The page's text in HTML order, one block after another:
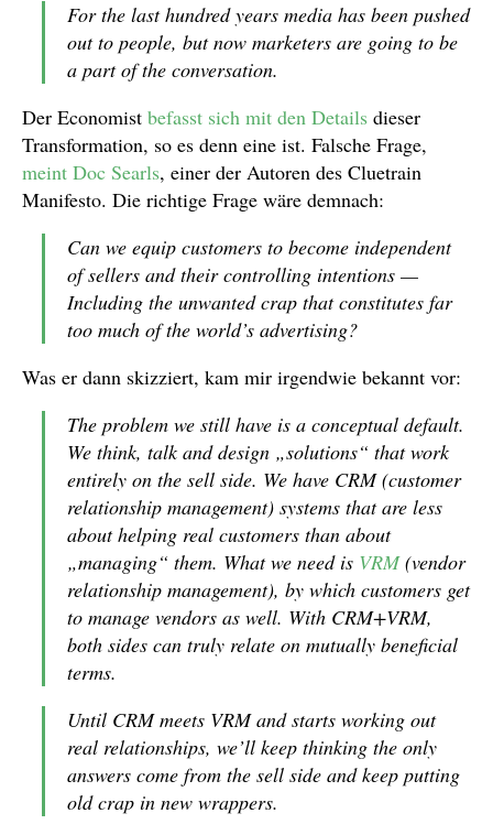
For the last hundred years media has been pushed
out to people, but now marketers are going to be
a part of the conversation.
Der Economist befasst sich mit den Details dieser
Transformation, so es denn eine ist. Falsche Frage,
meint Doc Searls, einer der Autoren des Cluetrain
Manifesto. Die richtige Frage wäre demnach:
Can we equip customers to become independent
of sellers and their controlling intentions —
Including the unwanted crap that constitutes far
too much of the world’s advertising?
Was er dann skizziert, kam mir irgendwie bekannt vor:
The problem we still have is a conceptual default.
We think, talk and design „solutions“ that work
entirely on the sell side. We have CRM (customer
relationship management) systems that are less
about helping real customers than about
„managing“ them. What we need is VRM(vendor
relationship management), by which customers get
to manage vendors as well. With CRM+VRM,
both sides can truly relate on mutually beneficial
terms.
Until CRM meets VRM and starts working out
real relationships, we’ll keep thinking the only
answers come from the sell side and keep putting
old crap in new wrappers.